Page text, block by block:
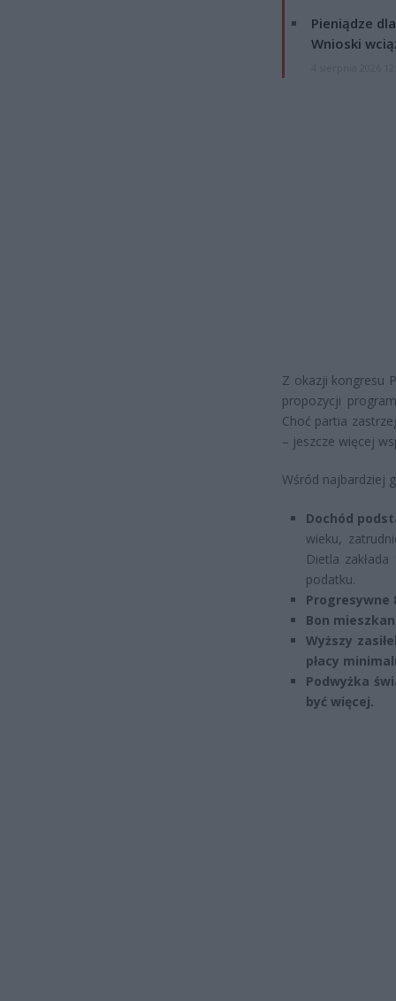
Pieniądze
Wnioski
Z okazji kongresu
propozycji
Choć partia
– jeszcze więcej
Wśród najbardziej
Dochód
wieku,
Dietla
podatku.
Progresywne
Bon
Wyższy
płacy
Podwyżka
być więcej.